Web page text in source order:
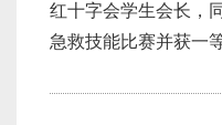
红十字会学生会长，
急救技能比赛并获一